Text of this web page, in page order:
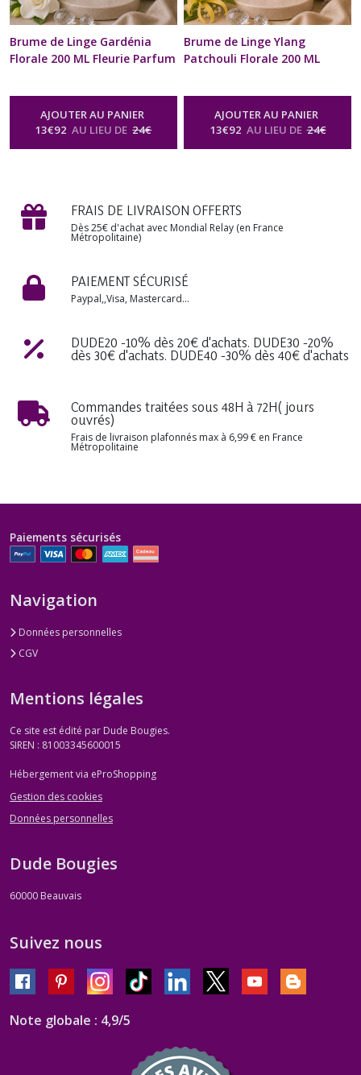
Brume de Linge Gardénia
Florale 200 ML Fleurie Parfum
Ambiance Maison intérieur
Chambre Oreiller
Parfum Textile & Voiture Senteur
AJOUTER AU PANIER
13€92 AU LIEU DE 24€
Brume de Linge Ylang
Patchouli Florale 200 ML
Vaporisateur Spray
Ambiance Maison intérieur
Mères Noël
Parfum Textile & Voiture Senteur
AJOUTER AU PANIER
13€92 AU LIEU DE 24€
FRAIS DE LIVRAISON OFFERTS
Dès 25€ d'achat avec Mondial Relay (en France
Métropolitaine)
PAIEMENT SÉCURISÉ
Paypal,,Visa, Mastercard...
DUDE20 -10% dès 20€ d'achats. DUDE30 -20%
dès 30€ d'achats. DUDE40 -30% dès 40€ d'achats
Commandes traitées sous 48H à 72H( jours
ouvrés)
Frais de livraison plafonnés max à 6,99 € en France
Métropolitaine
Paiements sécurisés
Navigation
Données personnelles
CGV
Mentions légales
Ce site est édité par Dude Bougies.
SIREN : 81003345600015
Hébergement via eProShopping
Gestion des cookies
Données personnelles
Dude Bougies
60000 Beauvais
Suivez nous
Note globale : 4,9/5